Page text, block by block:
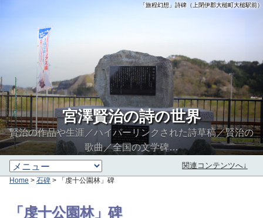
「旅程幻想」詩碑（上閉伊郡大槌町大槌駅前）
宮澤賢治の詩の世界
賢治の作品や生涯／ハイパーリンクされた詩草稿／賢治の
歌曲／全国の文学碑…
関連コンテンツへ↓
Home > 石碑 > 「虔十公園林」碑
「虔十公園林」碑